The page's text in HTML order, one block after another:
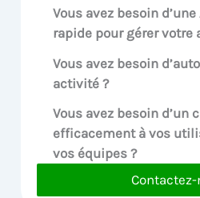
Vous avez besoin
rapide pour gérer votre
Vous avez besoin
activité ?
Vous avez besoin d’un
efficacement à vos
vos équipes ?